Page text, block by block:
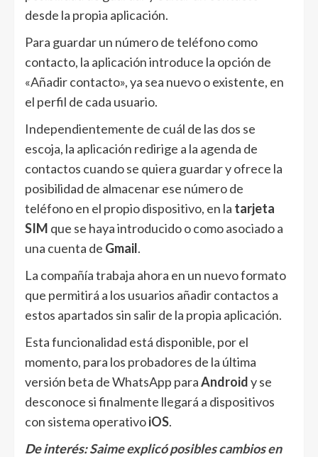
desde la propia aplicación.
Para guardar un número de teléfono como
contacto, la aplicación introduce la opción de
«Añadir contacto», ya sea nuevo o existente, en
el perfil de cada usuario.
Independientemente de cuál de las dos se
escoja, la aplicación redirige a la agenda de
contactos cuando se quiera guardar y ofrece la
posibilidad de almacenar ese número de
teléfono en el propio dispositivo, en la tarjeta
SIM que se haya introducido o como asociado a
una cuenta de Gmail.
La compañía trabaja ahora en un nuevo formato
que permitirá a los usuarios añadir contactos a
estos apartados sin salir de la propia aplicación.
Esta funcionalidad está disponible, por el
momento, para los probadores de la última
versión beta de WhatsApp paraAndroidy se
desconoce si finalmente llegará a dispositivos
con sistema operativoiOS.
De interés:Saime explicó posibles cambios en